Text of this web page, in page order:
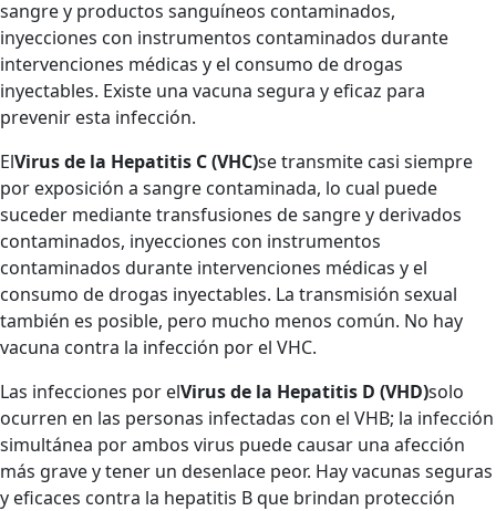
sangre y productos sanguíneos contaminados,
inyecciones con instrumentos contaminados durante
intervenciones médicas y el consumo de drogas
inyectables. Existe una vacuna segura y eficaz para
prevenir esta infección.
ElVirus de la Hepatitis C (VHC)se transmite casi siempre
por exposición a sangre contaminada, lo cual puede
suceder mediante transfusiones de sangre y derivados
contaminados, inyecciones con instrumentos
contaminados durante intervenciones médicas y el
consumo de drogas inyectables. La transmisión sexual
también es posible, pero mucho menos común. No hay
vacuna contra la infección por el VHC.
Las infecciones por elVirus de la Hepatitis D (VHD)solo
ocurren en las personas infectadas con el VHB; la infección
simultánea por ambos virus puede causar una afección
más grave y tener un desenlace peor. Hay vacunas seguras
y eficaces contra la hepatitis B que brindan protección